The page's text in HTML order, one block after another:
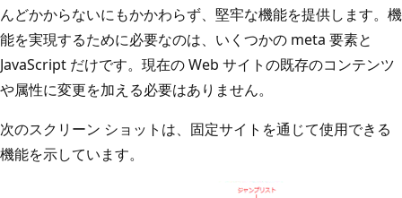
んどかからないにもかかわらず、堅牢な機能を提供します。機
能を実現するために必要なのは、いくつかの meta 要素と
JavaScript だけです。現在の Web サイトの既存のコンテンツ
や属性に変更を加える必要はありません。
次のスクリーン ショットは、固定サイトを通じて使用できる
機能を示しています。